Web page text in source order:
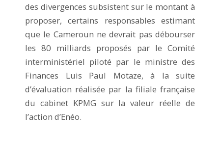
des divergences subsistent sur le montant à
proposer, certains responsables estimant
que le Cameroun ne devrait pas débourser
les 80 milliards proposés par le Comité
interministériel piloté par le ministre des
Finances Luis Paul Motaze, à la suite
d’évaluation réalisée par la filiale française
du cabinet KPMG sur la valeur réelle de
l’action d’Enéo.